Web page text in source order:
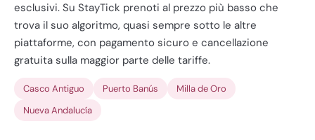
esclusivi. Su StayTick prenoti al prezzo più basso che
trova il suo algoritmo, quasi sempre sotto le altre
piattaforme, con pagamento sicuro e cancellazione
gratuita sulla maggior parte delle tariffe.
Casco Antiguo Puerto Banús
Milla de Oro
Nueva Andalucía